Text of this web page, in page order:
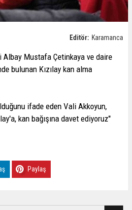
Editör: Karamanca
Albay Mustafa Çetinkaya ve daire
bulunan Kızılay kan alma
ifade eden Vali Akkoyun,
kan bağışına davet ediyoruz"
Paylaş